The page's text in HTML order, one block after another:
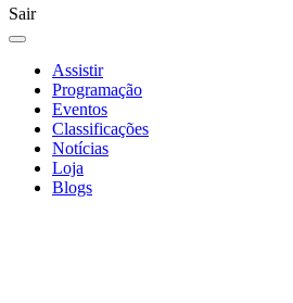
Sair
Assistir
Programação
Eventos
Classificações
Notícias
Loja
Blogs